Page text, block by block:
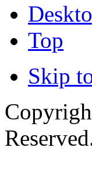
Top
Skip